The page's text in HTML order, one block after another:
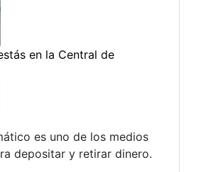
es uno de los medios
depositar y retirar dinero.